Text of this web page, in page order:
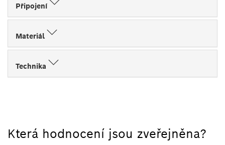
Připojení
Materiál
Technika
Která hodnocení jsou zveřejněna?